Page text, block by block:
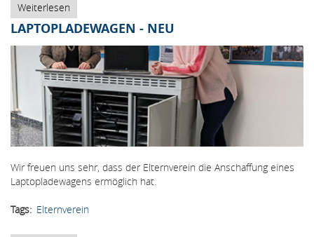
Weiterlesen
Elternverein
sponsert
Wuzzler
LAPTOPLADEWAGEN - NEU
Wir freuen uns sehr, dass der Elternverein die Anschaffung eines
Laptopladewagens ermöglich hat.
Tags Elternverein